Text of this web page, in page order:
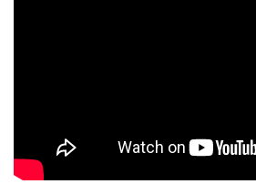
NYXmag 2. Yaş Kutlama Etkinliği